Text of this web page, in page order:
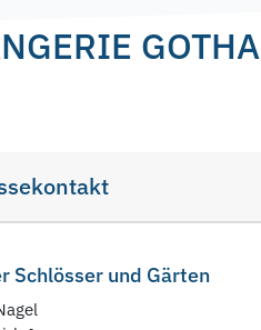
GOTHA
Schlösser und Gärten